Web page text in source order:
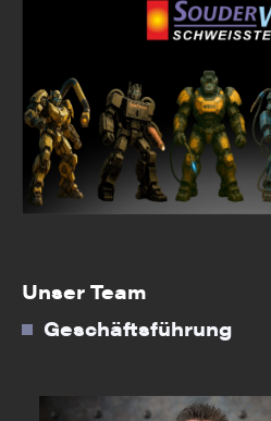
Unser Team
Geschäftsführung